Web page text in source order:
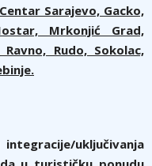
Sarajevo, Gacko,
Mrkonjić Grad,
Rudo, Sokolac,
uključivanja